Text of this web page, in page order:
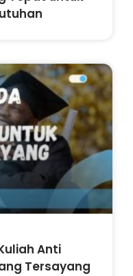
Anti
Tersayang